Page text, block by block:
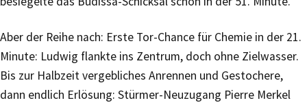
Aber der Reihe nach: Erste Tor-Chance für Chemie in der 21.
Minute: Ludwig flankte ins Zentrum, doch ohne Zielwasser.
Bis zur Halbzeit vergebliches Anrennen und Gestochere,
dann endlich Erlösung: Stürmer-Neuzugang Pierre Merkel